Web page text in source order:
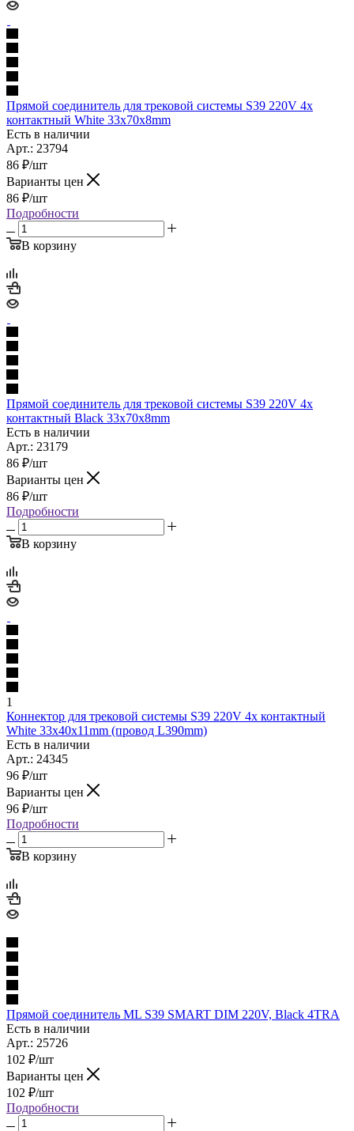
Прямой соединитель для трековой системы S39 220V 4x
контактный White 33x70x8mm
Есть в наличии
Арт.: 23794
86 ₽/шт
Варианты цен
86 ₽/шт
Подробности
В корзину
Прямой соединитель для трековой системы S39 220V 4x
контактный Black 33x70x8mm
Есть в наличии
Арт.: 23179
86 ₽/шт
Варианты цен
86 ₽/шт
Подробности
В корзину
1
Коннектор для трековой системы S39 220V 4x контактный
White 33x40x11mm (провод L390mm)
Есть в наличии
Арт.: 24345
96 ₽/шт
Варианты цен
96 ₽/шт
Подробности
В корзину
Прямой соединитель ML S39 SMART DIM 220V, Black 4TRA
Есть в наличии
Арт.: 25726
102 ₽/шт
Варианты цен
102 ₽/шт
Подробности